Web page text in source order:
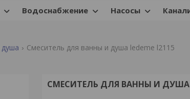
Водоснабжение Насосы
Смеситель для ванны и душа ledeme l2115
СМЕСИТЕЛЬ ДЛЯ ВАННЫ И ДУША